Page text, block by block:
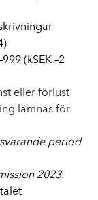
)
999 (kSEK –2
eller förlust
lämnas för
period
2023.